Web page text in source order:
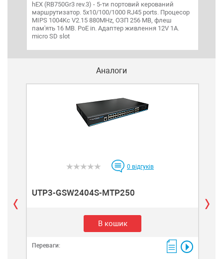
hEX (RB750Gr3 rev.3) - 5-ти портовий керований
маршрутизатор. 5х10/100/1000 RJ45 ports. Процесор
MIPS 1004Kc V2.15 880MHz, ОЗП 256 MB, флеш
пам'ять 16 MB. PoE in. Адаптер живлення 12V 1A.
micro SD slot
Аналоги
0 відгуків
UTP3-GSW2404S-MTP250
В кошик
Переваги: